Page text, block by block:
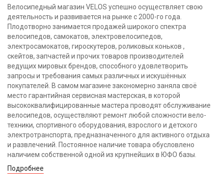
Велосипедный магазин VELOS успешно осуществляет свою
деятельность и развивается на рынке с 2000-го года.
Плодотворно занимается продажей широкого спектра
велосипедов, самокатов, электровелосипедов,
электросамокатов, гироскутеров, роликовых коньков ,
скейтов, запчастей и прочих товаров производителей
ведущих мировых брендов, способного удовлетворить
запросы и требования самых различных и искушённых
покупателей. В самом магазине закономерно заняла своё
место гарантийная сервисная мастерская, в которой
высококвалифицированные мастера проводят обслуживание
велосипедов, осуществляют ремонт любой сложности вело-
техники, спортивного оборудования, взрослого и детского
электротранспорта, предназначенного для активного отдыха
и развлечений. Постоянное наличие товара обусловлено
наличием собственной одной из крупнейших в ЮФО базы.
Подробнее